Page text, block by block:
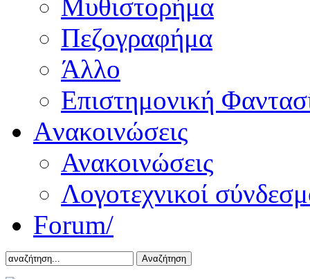
Μυθιστορήμα
Πεζογραφήμα
Άλλο
Επιστημονική
Aνακοινώσεις
Ανακοινώσεις
Λογοτεχνικοί
Forum/
Αναζήτηση